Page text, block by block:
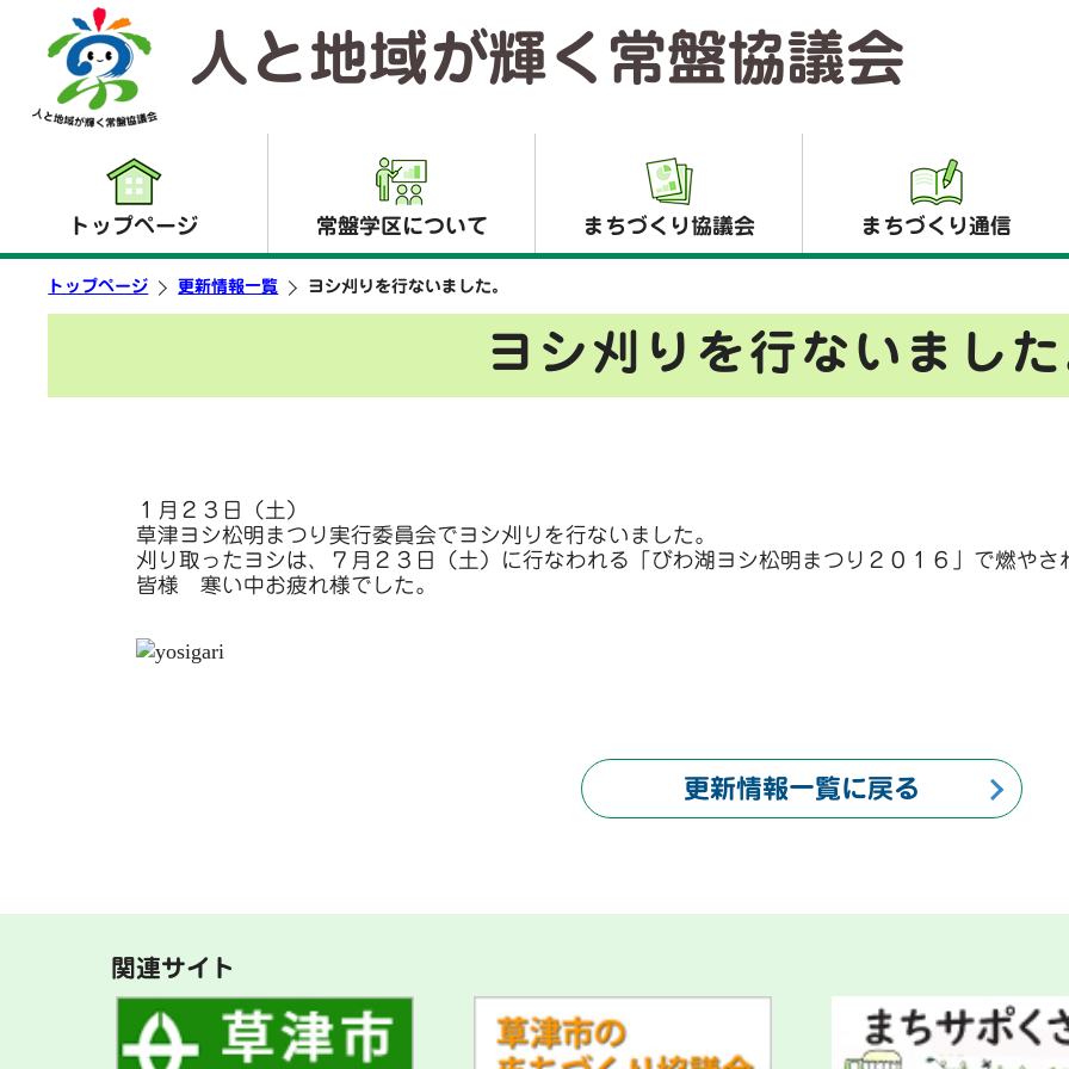
人と地域が輝く常盤協議会
トップページ 常盤学区について まちづくり協議会 まちづくり通信
トップページ 更新情報一覧 ヨシ刈りを行ないました。
ヨシ刈りを行ないまし
１月２３日（土）
草津ヨシ松明まつり実行委員会でヨシ刈りを行ないました。
刈り取ったヨシは、７月２３日（土）に行なわれる「びわ湖ヨシ松明まつり２０１６」で燃やさ
皆様 寒い中お疲れ様でした。
更新情報一覧に戻る
関連サイト